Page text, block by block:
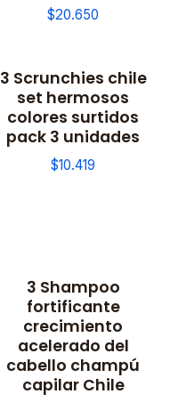
$20.650
3 Scrunchies chile
set hermosos
colores surtidos
pack 3 unidades
$10.419
3 Shampoo
fortificante
crecimiento
acelerado del
cabello champú
capilar Chile